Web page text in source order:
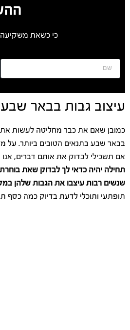
כי כשאת משקיעה
עיצוב גבות בבאר
כמובן שאם את כבר מחליטה לעשות את
בבאר שבע בתנאים הטובים ביותר. על
אם תשכילי לבדוק את אותם דברים, אנו
תחילה יהיה כדאי לך לבדוק שאת
שנשים רבות עיצבו את הגבות שלהן
תופתעי ותוכלי לדעת בדיוק כמה כסף